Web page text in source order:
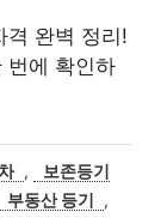
격 완벽 정리!
번에 확인하
,
보존등기
부동산 등기
,